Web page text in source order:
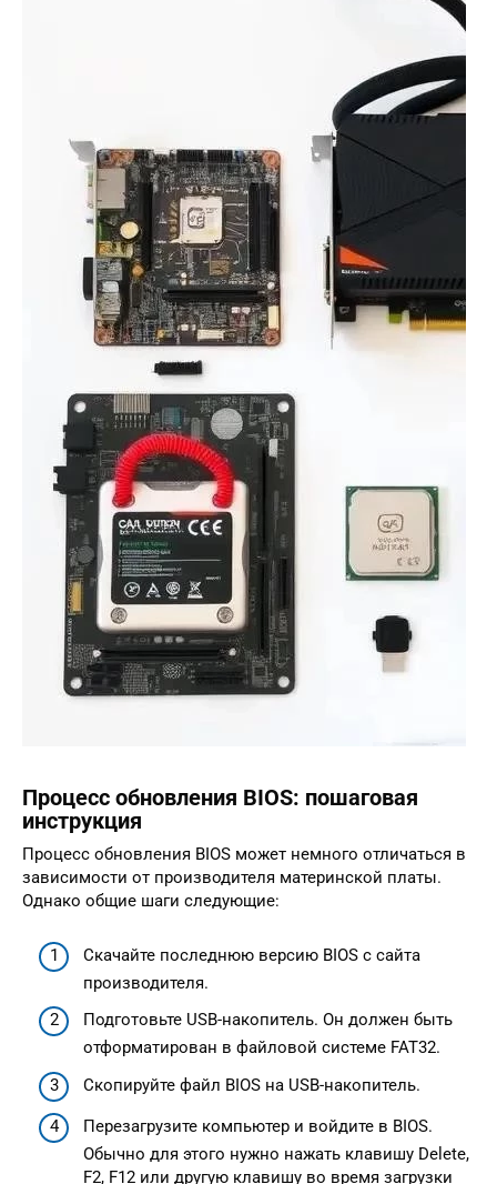
Процесс обновления BIOS: пошаговая
инструкция
Процесс обновления BIOS может немного отличаться в
зависимости от производителя материнской платы.
Однако общие шаги следующие:
Скачайте последнюю версию BIOS с сайта
производителя.
Подготовьте USB-накопитель. Он должен быть
отформатирован в файловой системе FAT32.
Скопируйте файл BIOS на USB-накопитель.
Перезагрузите компьютер и войдите в BIOS.
Обычно для этого нужно нажать клавишу Delete,
F2, F12 или другую клавишу во время загрузки